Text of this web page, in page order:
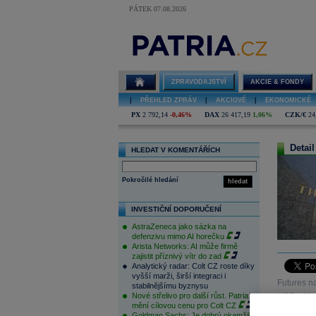
PÁTEK 07.08.2026
ZPRAVODAJSTVÍ AKCIE & FONDY
PŘEHLED ZPRÁV AKCIOVÉ EKONOMICKÉ
PX 2 792,14 -0,46% DAX 26 417,19 1,06% CZK/€
HLEDAT V KOMENTÁŘÍCH
hledat
Pokročilé hledání
INVESTIČNÍ DOPORUČENÍ
AstraZeneca jako sázka na
defenzivu mimo AI horečku
Arista Networks: AI může firmě
zajistit příznivý vítr do zad
Analytický radar: Colt CZ roste díky
vyšší marži, širší integraci i
stabilnějšímu byznysu
Nové střelivo pro další růst. Patria
mění cílovou cenu pro Colt CZ
Futures
USD, -